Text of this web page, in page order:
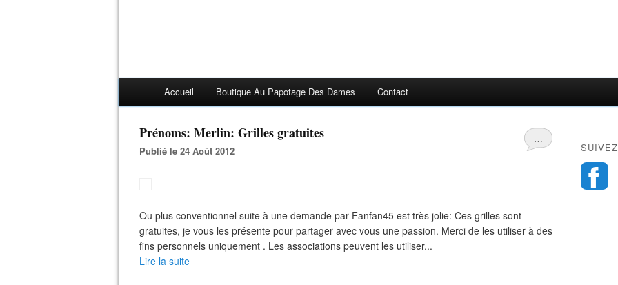
Accueil Boutique Au Papotage Des Dames Contact
…
Prénoms: Merlin: Grilles gratuites
Publié le 24 Août 2012
Ou plus conventionnel suite à une demande par Fanfan45 est très jolie: Ces grilles sont
gratuites, je vous les présente pour partager avec vous une passion. Merci de les utiliser à des
fins personnels uniquement . Les associations peuvent les utiliser...
Lire la suite